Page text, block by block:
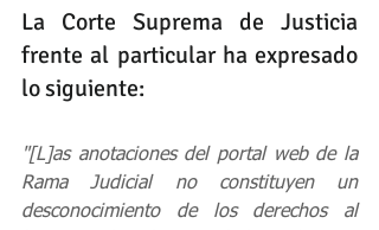
La Corte Suprema de Justicia
frente al particular ha expresado
lo siguiente:
"[L]as anotaciones del portal web de la
Rama Judicial no constituyen un
desconocimiento de los derechos al